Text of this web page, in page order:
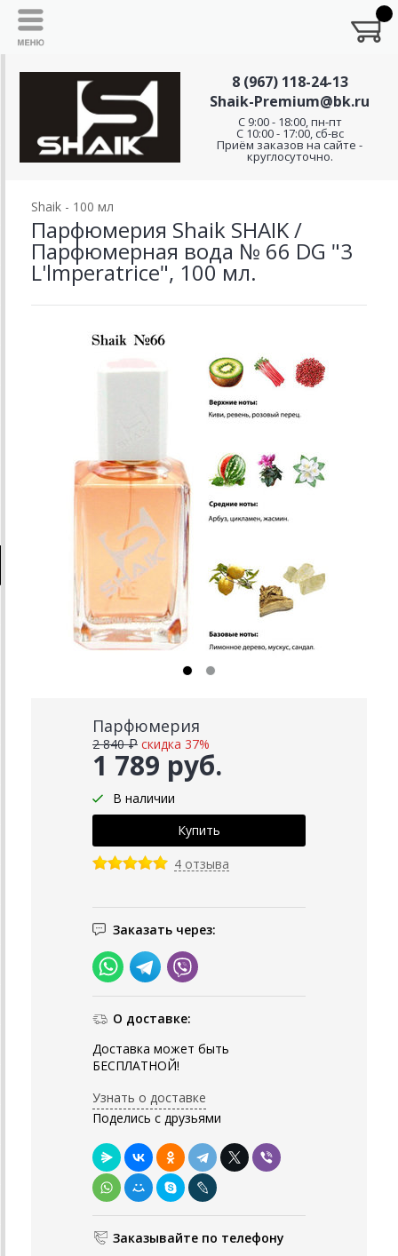
8 (967) 118-24-13
Shaik-Premium@bk.ru
C 9:00 - 18:00, пн-пт
С 10:00 - 17:00, сб-вс
Приём заказов на сайте -
круглосуточно.
Shaik - 100 мл
Парфюмерия Shaik SHAIK /
Парфюмерная вода № 66 DG "3
L'lmperatrice", 100 мл.
Парфюмерия
1 789 руб.
2 840 ₽ скидка 37%
В наличии
4 отзыва
Заказать через:
О доставке:
Доставка может быть
БЕСПЛАТНОЙ!
Узнать о доставке
Поделись с друзьями
Заказывайте по телефону